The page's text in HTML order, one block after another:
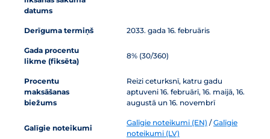
datums
Derīguma termiņš 2033. gada 16. februāris
Gada procentu
likme (fiksēta)
8% (30/360)
Procentu
maksāšanas
biežums
Reizi ceturksnī, katru gadu
aptuveni 16. februārī, 16. maijā, 16.
augustā un 16. novembrī
Galīgie noteikumi
Galīgie noteikumi (EN) /Galīgie
noteikumi (LV)